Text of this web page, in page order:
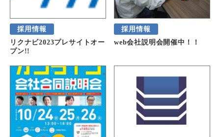
採用情報
リクナビ2023プレサイトオー
プン!!
採用情報
web会社説明会開催中！！